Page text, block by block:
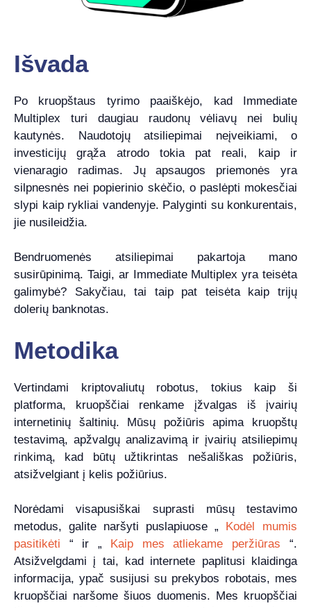
Išvada
Po kruopštaus tyrimo paaiškėjo, kad Immediate
Multiplex turi daugiau raudonų vėliavų nei bulių
kautynės. Naudotojų atsiliepimai neįveikiami, o
investicijų grąža atrodo tokia pat reali, kaip ir
vienaragio radimas. Jų apsaugos priemonės yra
silpnesnės nei popierinio skėčio, o paslėpti mokesčiai
slypi kaip rykliai vandenyje. Palyginti su konkurentais,
jie nusileidžia.
Bendruomenės atsiliepimai pakartoja mano
susirūpinimą. Taigi, ar Immediate Multiplex yra teisėta
galimybė? Sakyčiau, tai taip pat teisėta kaip trijų
dolerių banknotas.
Metodika
Vertindami kriptovaliutų robotus, tokius kaip ši
platforma, kruopščiai renkame įžvalgas iš įvairių
internetinių šaltinių. Mūsų požiūris apima kruopštų
testavimą, apžvalgų analizavimą ir įvairių atsiliepimų
rinkimą, kad būtų užtikrintas nešališkas požiūris,
atsižvelgiant į kelis požiūrius.
Norėdami visapusiškai suprasti mūsų testavimo
metodus, galite naršyti puslapiuose „ Kodėl mumis
pasitikėti “ ir „ Kaip mes atliekame peržiūras “.
Atsižvelgdami į tai, kad internete paplitusi klaidinga
informacija, ypač susijusi su prekybos robotais, mes
kruopščiai naršome šiuos duomenis. Mes kruopščiai